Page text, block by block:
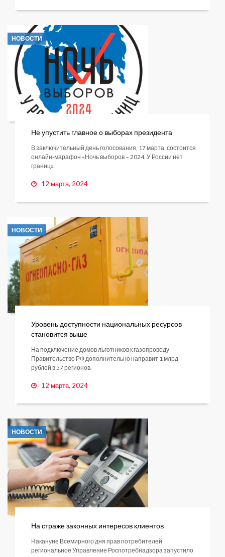
НОВОСТИ
Не упустить главное о выборах президента
В заключительный день голосования, 17 марта, состоится
онлайн-марафон «Ночь выборов – 2024. У России нет
границ».
12 марта, 2024
НОВОСТИ
Уровень доступности национальных ресурсов
становится выше
На подключение домов льготников к газопроводу
Правительство РФ дополнительно направит 1 млрд
рублей в 57 регионов.
12 марта, 2024
НОВОСТИ
На страже законных интересов клиентов
Накануне Всемирного дня прав потребителей
региональное Управление Роспотребнадзора запустило